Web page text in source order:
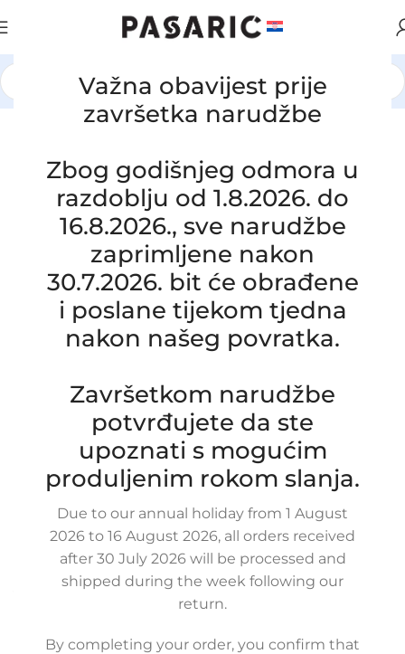
Važna obavijest prije
završetka narudžbe
Zbog godišnjeg odmora u
razdoblju od 1.8.2026. do
16.8.2026., sve narudžbe
zaprimljene nakon
30.7.2026. bit će obrađene
i poslane tijekom tjedna
nakon našeg povratka.
Završetkom narudžbe
potvrđujete da ste
upoznati s mogućim
produljenim rokom slanja.
Due to our annual holiday from 1 August
2026 to 16 August 2026, all orders received
after 30 July 2026 will be processed and
shipped during the week following our
return.
By completing your order, you confirm that
AUTOMOBILI / LANCIA
Click to enlarge
Zamjensko donje crijevo intercoolera
i usine grane LANCIA LYBRA 1,9 / 2.4
JTD, 46458084